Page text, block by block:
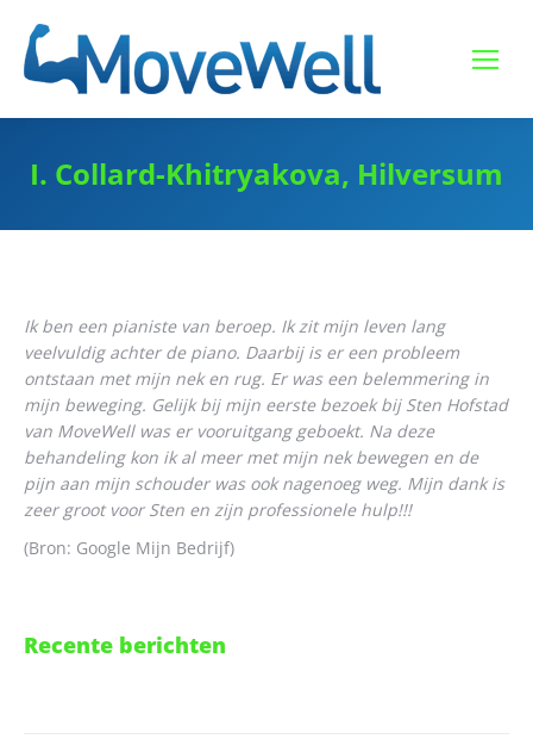
I. Collard-Khitryakova, Hilversum
Ik ben een pianiste van beroep. Ik zit mijn leven lang
veelvuldig achter de piano. Daarbij is er een probleem
ontstaan met mijn nek en rug. Er was een belemmering in
mijn beweging. Gelijk bij mijn eerste bezoek bij Sten Hofstad
van MoveWell was er vooruitgang geboekt. Na deze
behandeling kon ik al meer met mijn nek bewegen en de
pijn aan mijn schouder was ook nagenoeg weg. Mijn dank is
zeer groot voor Sten en zijn professionele hulp!!!
(Bron: Google Mijn Bedrijf)
Recente berichten